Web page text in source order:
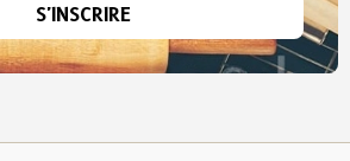
S'INSCRIRE